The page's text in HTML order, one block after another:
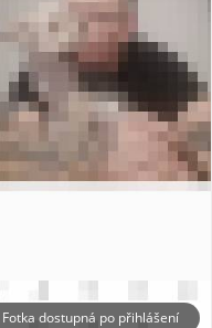
Fotka dostupná po přihlášení